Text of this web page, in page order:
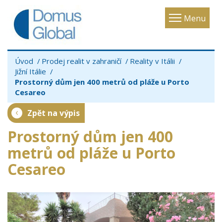
Menu
Toggle
Úvod Prodej realit v zahraničí
Reality v Itálii
Jižní Itálie
Prostorný dům jen 400 metrů od pláže u Porto
Cesareo
Zpět na výpis
Prostorný dům jen 400
metrů od pláže u Porto
Cesareo